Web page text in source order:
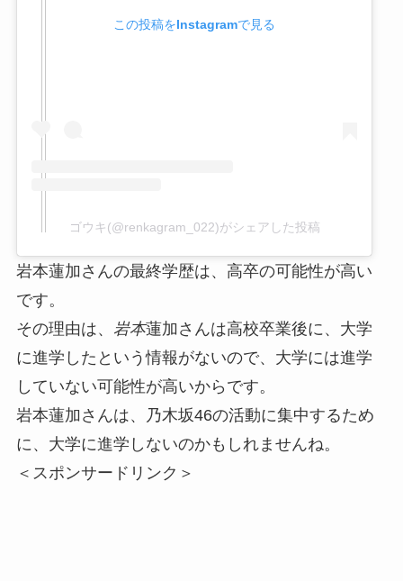
この投稿をInstagramで見る
ゴウキ(@renkagram_022)がシェアした投稿
岩本蓮加さんの最終学歴は、高卒の可能性が高い
です。
その理由は、 岩本蓮加さんは高校卒業後に、大学
に進学したという情報がないので、大学には進学
していない可能性が高いからです。
岩本蓮加さんは、乃木坂46の活動に集中するため
に、大学に進学しないのかもしれませんね。
＜スポンサードリンク＞